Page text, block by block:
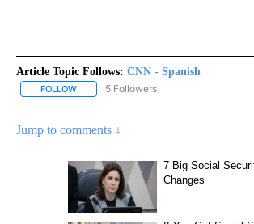
Article Topic Follows: CNN - Spanish
FOLLOW FOLLOW "CNN - SPANISH" TO RECEIVE
5 Followers
Jump to comments ↓